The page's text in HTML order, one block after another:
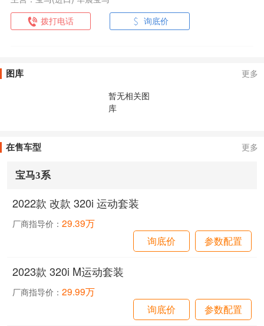
拨打电话
询底价
图库
更多
暂无相关图
库
在售车型 更多
宝马3系
2022款 改款 320i 运动套装
厂商指导价：29.39万
询底价
参数配置
2023款 320i M运动套装
厂商指导价：29.99万
询底价
参数配置